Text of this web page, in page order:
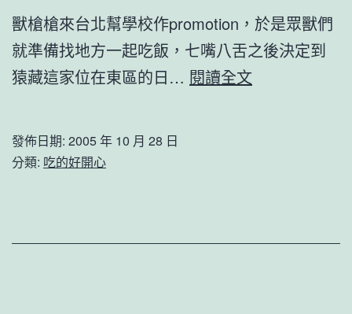
獸槍槍來台北幫學校作promotion，於是眾獸們
就準備找地方一起吃飯，七嘴八舌之後決定到
猿藏這家位在東區的日… 閱讀全文
發佈日期: 2005 年 10 月 28 日
分類: 吃的好開心